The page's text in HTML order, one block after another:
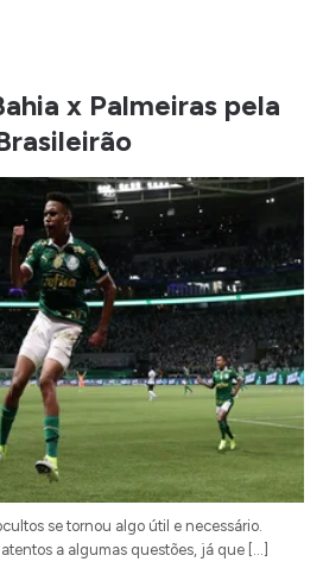
x Palmeiras pela
se tornou algo útil e necessário.
a algumas questões, já que […]